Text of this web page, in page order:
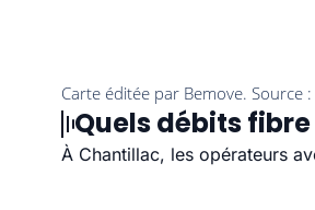
Quels débits
À Chantillac, les opérateurs